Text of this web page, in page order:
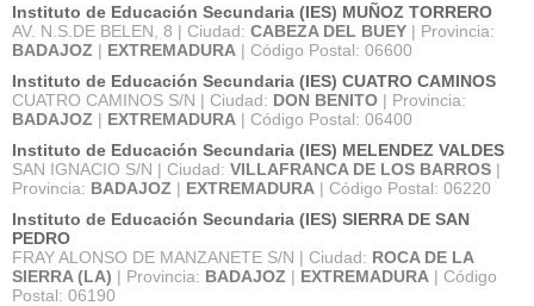
Instituto de Educación Secundaria (IES) MUÑOZ TORRERO
AV. N.S.DE BELEN, 8 | Ciudad: CABEZA DEL BUEY | Provincia:
BADAJOZ | EXTREMADURA | Código Postal: 06600
Instituto de Educación Secundaria (IES) CUATRO CAMINOS
CUATRO CAMINOS S/N | Ciudad: DON BENITO | Provincia:
BADAJOZ | EXTREMADURA | Código Postal: 06400
Instituto de Educación Secundaria (IES) MELENDEZ VALDES
SAN IGNACIO S/N | Ciudad: VILLAFRANCA DE LOS BARROS |
Provincia: BADAJOZ | EXTREMADURA | Código Postal: 06220
Instituto de Educación Secundaria (IES) SIERRA DE SAN
PEDRO
FRAY ALONSO DE MANZANETE S/N | Ciudad: ROCA DE LA
SIERRA (LA) | Provincia: BADAJOZ | EXTREMADURA | Código
Postal: 06190